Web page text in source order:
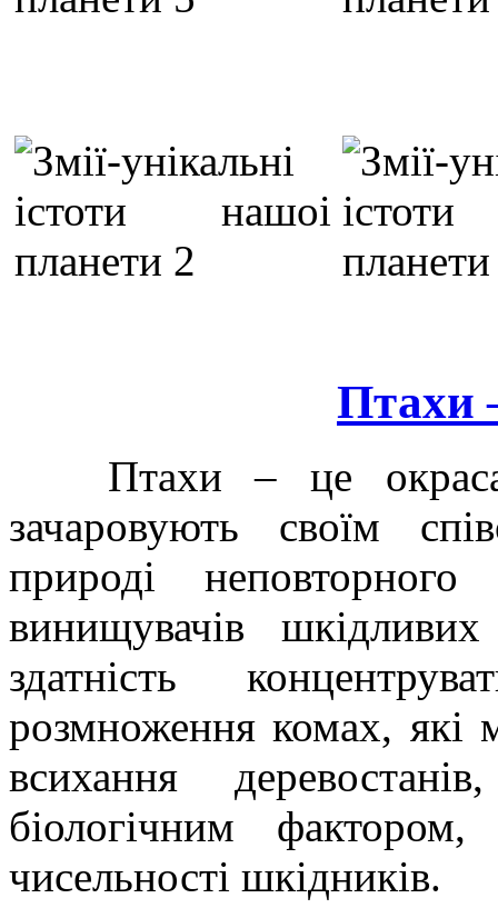
Птахи
Птахи – це окраса
зачаровують своїм
природі
винищувачів
здатність
розмноження комах, які
всихання
біологічним
чисельності шкідників.